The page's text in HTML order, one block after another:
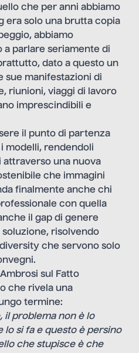
che per anni abbiamo
era solo una brutta copia
abbiamo
parlare seriamente di
dato a questo un
sue manifestazioni di
riunioni, viaggi di lavoro
imprescindibili e
il punto di partenza
modelli, rendendoli
una nuova
che immagini
finalmente anche chi
con quella
il gap di genere
risolvendo
che servono solo
sul Fatto
che rivela una
termine:
il problema non è lo
si fa e questo è persino
che stupisce è che